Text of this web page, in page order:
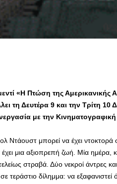
«Η Πτώση της
τη Δευτέρα 9 και την Τρίτη 10
με την
Ντάουστ μπορεί να έχει ντοκτορά
μια αξιοπρεπή ζωή. Μία ημέρα,
στραβά. Δύο νεκροί άντρες
τεράστιο δίλημμα: να